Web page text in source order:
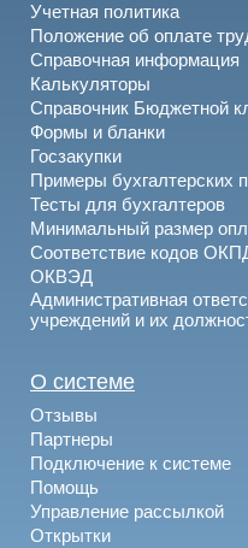
Учетная политика
Положение об оплате
Справочная информация
Калькуляторы
Справочник Бюджетной
Формы и бланки
Госзакупки
Примеры бухгалтерских
Тесты для бухгалтеров
Минимальный размер
Соответствие кодов
ОКВЭД
Административная
учреждений и их
О системе
Отзывы
Партнеры
Подключение к системе
Помощь
Управление рассылкой
Открытки